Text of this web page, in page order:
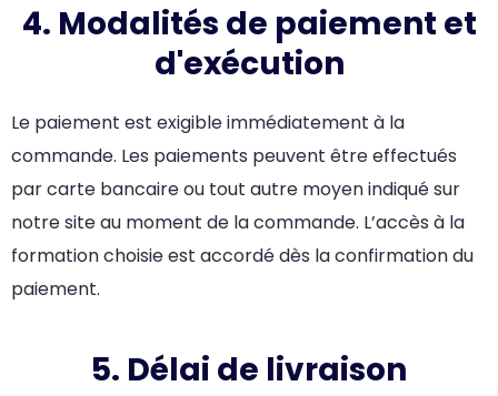
4. Modalités de paiement et
d'exécution
Le paiement est exigible immédiatement à la
commande. Les paiements peuvent être effectués
par carte bancaire ou tout autre moyen indiqué sur
notre site au moment de la commande. L’accès à la
formation choisie est accordé dès la confirmation du
paiement.
5. Délai de livraison